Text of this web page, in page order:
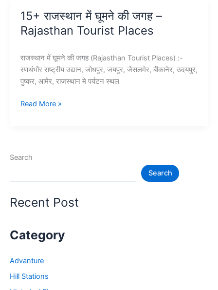
15+ राजस्थान में घूमने की जगह –
Rajasthan Tourist Places
राजस्थान में घूमने की जगह (Rajasthan Tourist Places) :-
रणथंभौर राष्ट्रीय उद्यान, जोधपुर, जयपुर, जैसलमेर, बीकानेर, उदयपुर,
पुष्कर, आमेर, राजस्थान मे पर्यटन स्थल
15+
जगह
Places
Read More »
Search
Search
Recent Post
Category
Advanture
Hill Stations